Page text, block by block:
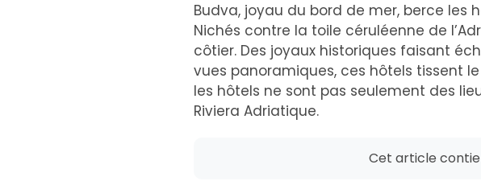
Budva, joyau du bord de mer, berce
Nichés contre la toile céruléenne de
côtier. Des joyaux historiques faisant
vues panoramiques, ces hôtels tissent
les hôtels ne sont pas seulement des
Riviera Adriatique.
Cet article